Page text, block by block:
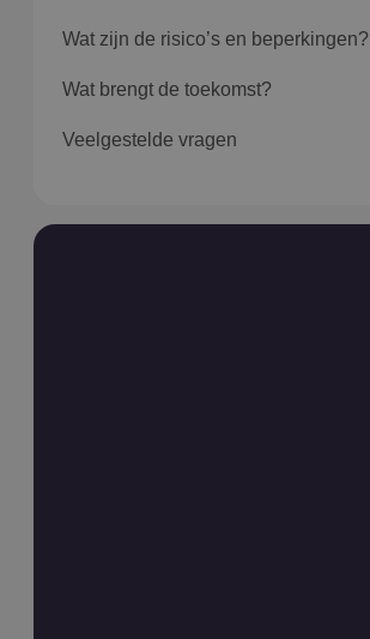
Wat zijn de risico’s en beperkingen?
Wat brengt de toekomst?
Veelgestelde vragen